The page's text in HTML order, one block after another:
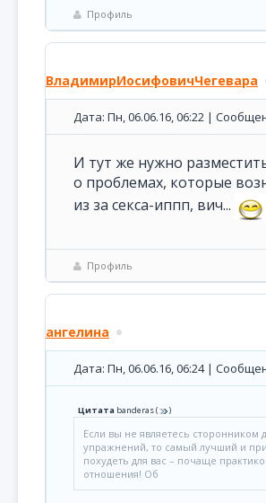
Профиль
ВладимирИосифовичЧегевара
Дата: Пн, 06.06.16, 06:22 |
И тут же нужно
о проблемах, которые
из за секса-иппп, вич...
Профиль
ангелина
Дата: Пн, 06.06.16, 06:24 |
Цитата banderas( )
Если вы не являетесь сторонником
упражнений, то самый лучший и
похудеть для вас – почаще
отношения! Об